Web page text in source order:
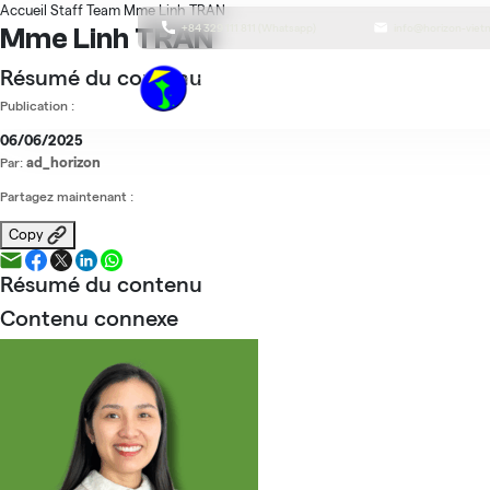
+84 329 111 811 (Whatsapp)
Accueil Staff Team Mme Linh TRAN
Mme Linh TRAN
Résumé du contenu
Publication :
06/06/2025
Par: ad_horizon
Partagez maintenant :
Copy
Résumé du contenu
Contenu connexe